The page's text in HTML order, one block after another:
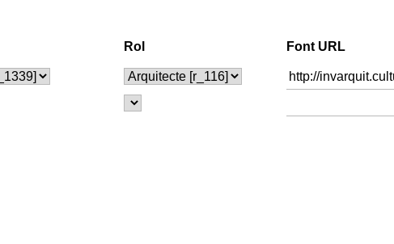
Rol Font URL